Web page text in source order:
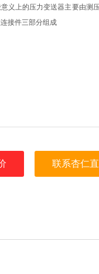
义上的压力变送器主要由测压
接件三部分组成
联系杏仁